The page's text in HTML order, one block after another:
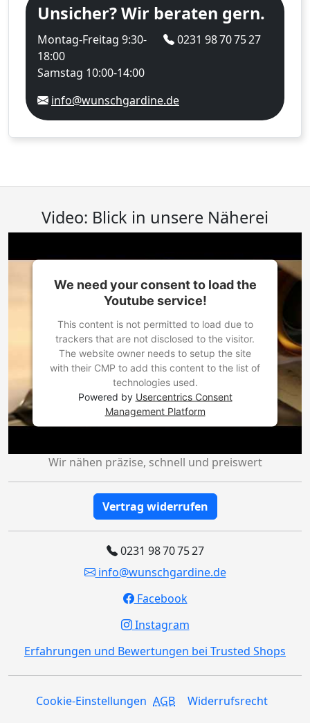
Unsicher? Wir beraten gern.
Montag-Freitag 9:30-
18:00
Samstag 10:00-14:00
0231 98 70 75 27
info@wunschgardine.de
Video: Blick in unsere Näherei
We need your consent to load the
Youtube service!
This content is not permitted to load due to
trackers that are not disclosed to the visitor.
The website owner needs to setup the site
with their CMP to add this content to the list of
technologies used.
Powered by Usercentrics Consent
Management Platform
Wir nähen präzise, schnell und preiswert
Vertrag widerrufen
0231 98 70 75 27
info@wunschgardine.de
Facebook
Instagram
Erfahrungen und Bewertungen bei Trusted Shops
Cookie-Einstellungen AGB
Widerrufsrecht